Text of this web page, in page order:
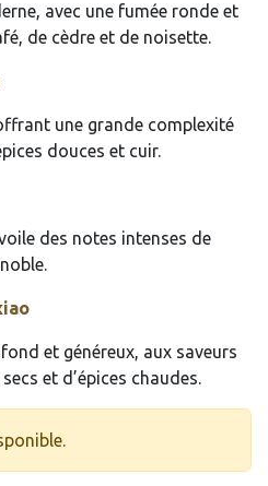
avec une fumée ronde et
de cèdre et de noisette.
une grande complexité
douces et cuir.
des notes intenses de
et généreux, aux saveurs
et d’épices chaudes.